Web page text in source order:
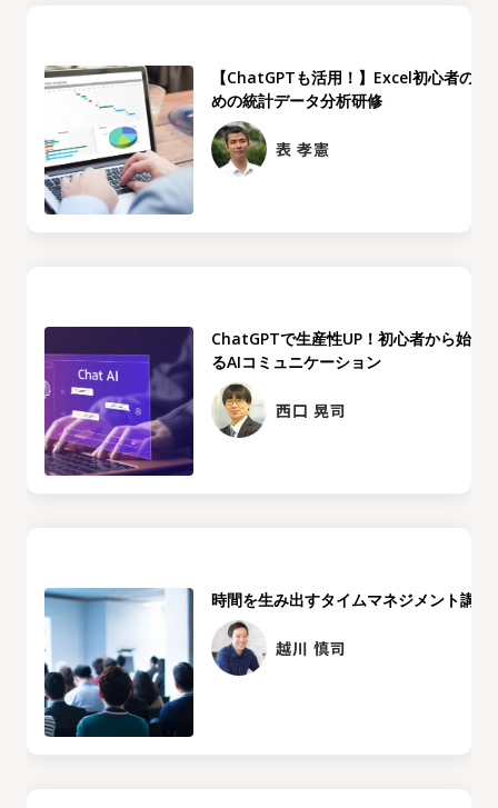
【ChatGPTも活用！】Excel初心者のた
めの統計データ分析研修
表 孝憲
ChatGPTで生産性UP！初心者から始め
るAIコミュニケーション
西口 晃司
時間を生み出すタイムマネジメント講座
越川 慎司